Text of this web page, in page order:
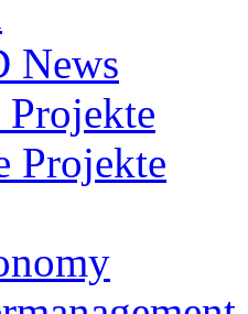
News
Projekte